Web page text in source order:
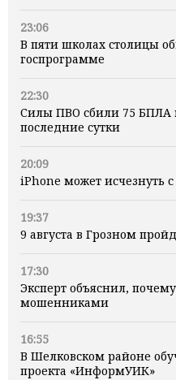
23:06
В пяти школах столицы
госпрограмме
22:30
Силы ПВО сбили 75 БПЛА
последние сутки
20:09
iPhone может исчезнуть
19:37
9 августа в Грозном
17:30
Эксперт объяснил,
мошенниками
16:55
В Шелковском районе
проекта «ИнформУИК»